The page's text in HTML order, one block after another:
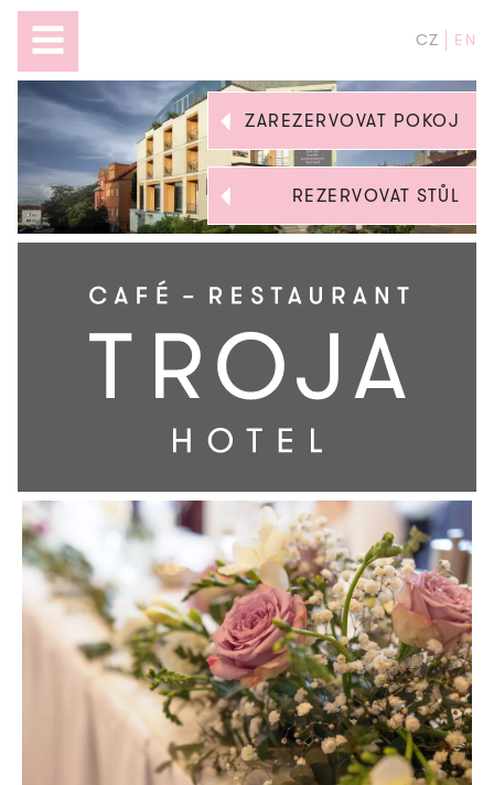
CZ EN
ZAREZERVOVAT POKOJ
REZERVOVAT STŮL